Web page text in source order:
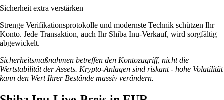
Sicherheit extra verstärken
Strenge Verifikationsprotokolle und modernste Technik schützen Ihr
Konto. Jede Transaktion, auch Ihr Shiba Inu-Verkauf, wird sorgfältig
abgewickelt.
Sicherheitsmaßnahmen betreffen den Kontozugriff, nicht die
Wertstabilität der Assets. Krypto-Anlagen sind riskant - hohe Volatilität
kann den Wert Ihrer Bestände massiv verändern.